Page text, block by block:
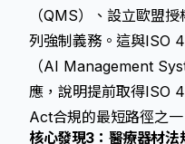
（QMS）、設立歐盟
列強制義務。這與ISO
（AI Management
應，說明提前取得ISO
Act合規的最短路徑之一
核心發現3：醫療器材